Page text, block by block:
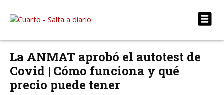
La ANMAT aprobó el autotest de
Covid | Cómo funciona y qué
precio puede tener